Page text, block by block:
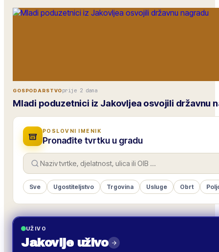
GOSPODARSTVOprije 2 dana
Mladi poduzetnici iz Jakovljea osvojili državnu
POSLOVNI IMENIK
Pronađite tvrtku u gradu
Sve Ugostiteljstvo Trgovina Usluge Obrt
UŽIVO
Jakovljeuživo